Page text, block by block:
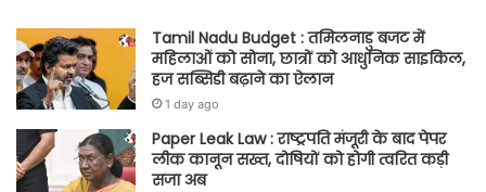
Tamil Nadu Budget : तमिलनाडु बजट में
महिलाओं को सोना, छात्रों को आधुनिक साइकिल,
हज सब्सिडी बढ़ाने का ऐलान
1 day ago
Paper Leak Law : राष्ट्रपति मंजूरी के बाद पेपर
लीक कानून सख्त, दोषियों को होगी त्वरित कड़ी
सजा अब